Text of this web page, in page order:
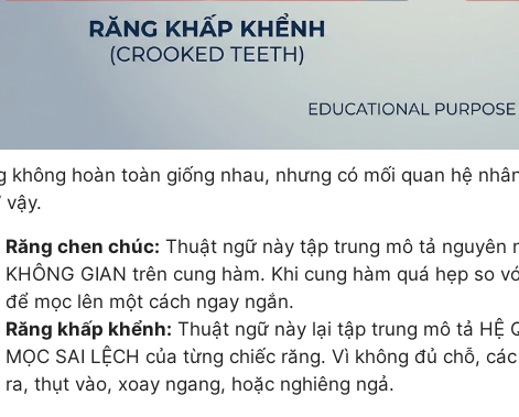
không hoàn toàn giống nhau, nhưng có mối quan hệ
vậy.
Răng chen chúc: Thuật ngữ này tập trung mô tả nguyên
KHÔNG GIAN trên cung hàm. Khi cung hàm quá hẹp so
để mọc lên một cách ngay ngắn.
Răng khấp khểnh: Thuật ngữ này lại tập trung mô tả HỆ
MỌC SAI LỆCH của từng chiếc răng. Vì không đủ chỗ,
ra, thụt vào, xoay ngang, hoặc nghiêng ngả.